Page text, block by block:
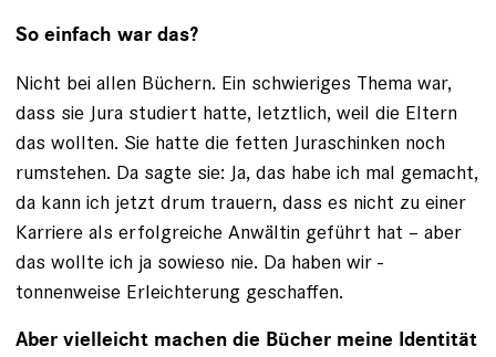
So einfach war das?
Nicht bei allen Büchern. Ein schwieriges Thema war,
dass sie Jura studiert hatte, letztlich, weil die Eltern
das wollten. Sie hatte die fetten Juraschinken noch
rum­stehen. Da sagte sie: Ja, das habe ich mal gemacht,
da kann ich jetzt drum trauern, dass es nicht zu einer
Karriere als erfolgreiche Anwältin geführt hat – aber
das wollte ich ja sowieso nie. Da haben wir ­
tonnenweise Erleichterung geschaffen.
Aber vielleicht machen die Bücher meine Identität